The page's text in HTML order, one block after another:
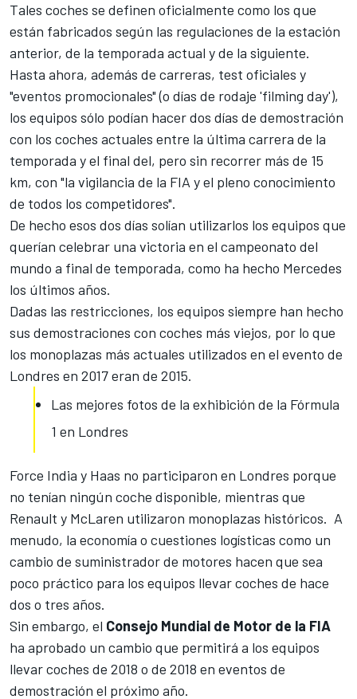
Tales coches se definen oficialmente como los que
están fabricados según las regulaciones de la estación
anterior, de la temporada actual y de la siguiente.
Hasta ahora, además de carreras, test oficiales y
"eventos promocionales" (o días de rodaje 'filming day'),
los equipos sólo podían hacer dos días de demostración
con los coches actuales entre la última carrera de la
temporada y el final del, pero sin recorrer más de 15
km, con "la vigilancia de la FIA y el pleno conocimiento
de todos los competidores".
De hecho esos dos días solían utilizarlos los equipos que
querían celebrar una victoria en el campeonato del
mundo a final de temporada, como ha hecho Mercedes
los últimos años.
Dadas las restricciones, los equipos siempre han hecho
sus demostraciones con coches más viejos, por lo que
los monoplazas más actuales utilizados en el evento de
Londres en 2017eran de 2015.
Las mejores fotos de la exhibición de la Fórmula
1 en Londres
Force India y Haas no participaron en Londres porque
no tenían ningún coche disponible, mientras que
Renault y McLaren utilizaron monoplazas históricos. A
menudo, la economía o cuestiones logísticas como un
cambio de suministrador de motores hacen que sea
poco práctico para los equipos llevar coches de hace
dos o tres años.
Sin embargo, el Consejo Mundial de Motor de la FIA
ha aprobado un cambio que permitirá a los equipos
llevar coches de 2018 o de 2018 en eventos de
demostración el próximo año.